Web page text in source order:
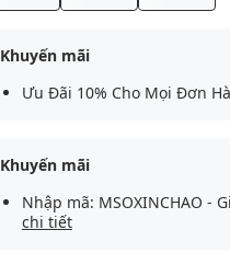
Khuyến mãi
Ưu Đãi 10% Cho Mọi Đơn
Khuyến mãi
Nhập mã: MSOXINCHAO -
chi tiết